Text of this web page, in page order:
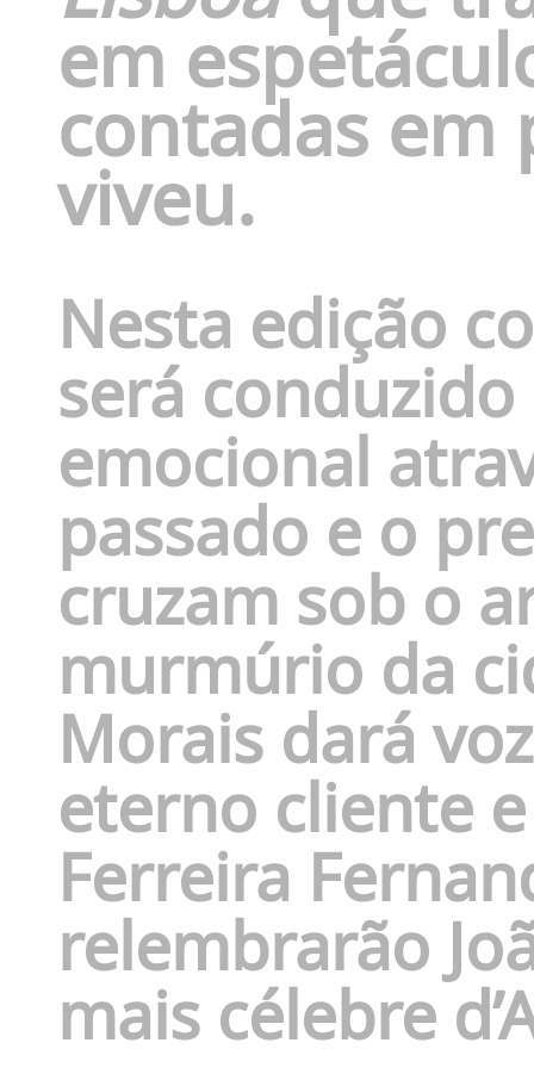
em
contadas em
viveu.
Nesta edição
será
emocional
passado e o
cruzam sob o
murmúrio da
Moraisdará
eterno cliente
Ferreira
relembrarão
mais célebre